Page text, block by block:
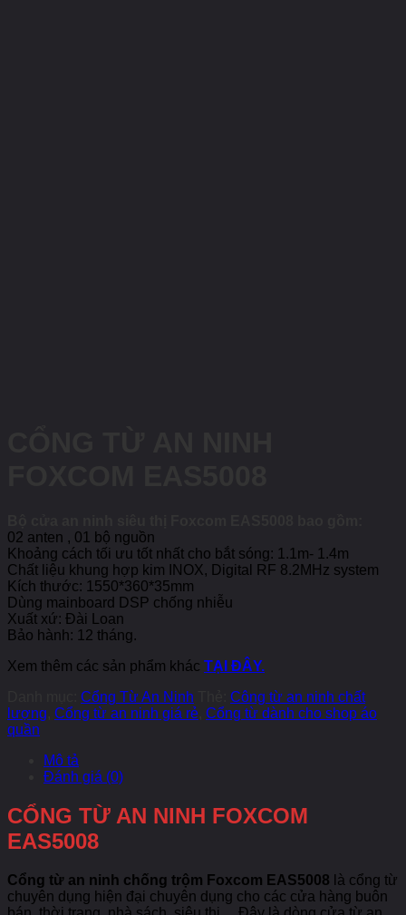
02 anten , 01 bộ nguồn
Khoảng cách tối ưu tốt nhất cho bắt sóng: 1.1m- 1.4m
Chất liệu khung hợp kim INOX, Digital RF 8.2MHz system
Kích thước: 1550*360*35mm
Dùng mainboard DSP chống nhiễu
Xuất xứ: Đài Loan
Bảo hành: 12 tháng.
Xem thêm các sản phẩm khác TẠI ĐÂY.
Cổng Từ An Ninh
Công từ an ninh chất
lượng Cổng từ an ninh giá rẻ Cổng từ dành cho shop áo
quần
Mô tả
Đánh giá (0)
CỔNG TỪ AN NINH FOXCOM
EAS5008
Cổng từ an ninh chống trộm Foxcom EAS5008 là cổng từ
chuyên dụng hiện đại chuyên dụng cho các cửa hàng buôn